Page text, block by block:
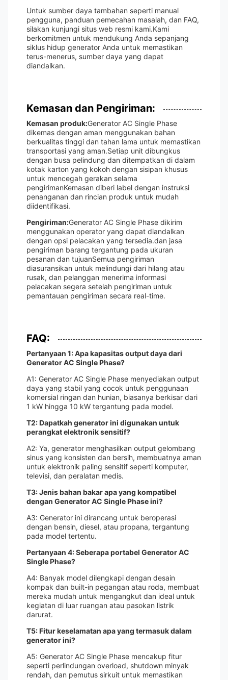
Untuk sumber daya tambahan seperti manual
pengguna, panduan pemecahan masalah, dan FAQ,
silakan kunjungi situs web resmi kami.Kami
berkomitmen untuk mendukung Anda sepanjang
siklus hidup generator Anda untuk memastikan
terus-menerus, sumber daya yang dapat
diandalkan.
Kemasan dan Pengiriman:
Kemasan produk:Generator AC Single Phase
dikemas dengan aman menggunakan bahan
berkualitas tinggi dan tahan lama untuk memastikan
transportasi yang aman.Setiap unit dibungkus
dengan busa pelindung dan ditempatkan di dalam
kotak karton yang kokoh dengan sisipan khusus
untuk mencegah gerakan selama
pengirimanKemasan diberi label dengan instruksi
penanganan dan rincian produk untuk mudah
diidentifikasi.
Pengiriman:Generator AC Single Phase dikirim
menggunakan operator yang dapat diandalkan
dengan opsi pelacakan yang tersedia.dan jasa
pengiriman barang tergantung pada ukuran
pesanan dan tujuanSemua pengiriman
diasuransikan untuk melindungi dari hilang atau
rusak, dan pelanggan menerima informasi
pelacakan segera setelah pengiriman untuk
pemantauan pengiriman secara real-time.
FAQ:
Pertanyaan 1: Apa kapasitas output daya dari
Generator AC Single Phase?
A1: Generator AC Single Phase menyediakan output
daya yang stabil yang cocok untuk penggunaan
komersial ringan dan hunian, biasanya berkisar dari
1 kW hingga 10 kW tergantung pada model.
T2: Dapatkah generator ini digunakan untuk
perangkat elektronik sensitif?
A2: Ya, generator menghasilkan output gelombang
sinus yang konsisten dan bersih, membuatnya aman
untuk elektronik paling sensitif seperti komputer,
televisi, dan peralatan medis.
T3: Jenis bahan bakar apa yang kompatibel
dengan Generator AC Single Phase ini?
A3: Generator ini dirancang untuk beroperasi
dengan bensin, diesel, atau propana, tergantung
pada model tertentu.
Pertanyaan 4: Seberapa portabel Generator AC
Single Phase?
A4: Banyak model dilengkapi dengan desain
kompak dan built-in pegangan atau roda, membuat
mereka mudah untuk mengangkut dan ideal untuk
kegiatan di luar ruangan atau pasokan listrik
darurat.
T5: Fitur keselamatan apa yang termasuk dalam
generator ini?
A5: Generator AC Single Phase mencakup fitur
seperti perlindungan overload, shutdown minyak
rendah, dan pemutus sirkuit untuk memastikan